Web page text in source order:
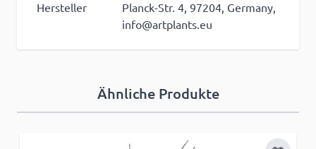
Hersteller
Planck-Str. 4, 97204, Germany,
info@artplants.eu
Ähnliche Produkte